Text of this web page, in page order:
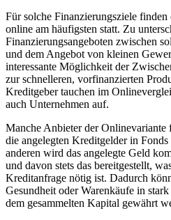
Für solche Finanzierungsziele
online am häufigsten statt. Zu
Finanzierungsangeboten zwischen
und dem Angebot von kleinen
interessante Möglichkeit der
zur schnelleren, vorfinanzierten
Kreditgeber tauchen im
auch Unternehmen auf.
Manche Anbieter der
die angelegten Kreditgelder in
anderen wird das angelegte Geld
und davon stets das bereitgestellt,
Kreditanfrage nötig ist. Dadurch
Gesundheit oder Warenkäufe in
dem gesammelten Kapital gewährt